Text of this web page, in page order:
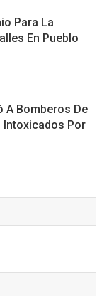
Para La
En Pueblo
A Bomberos De
Intoxicados Por